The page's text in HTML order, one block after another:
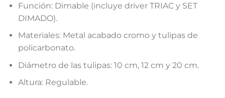
Función: Dimable (incluye driver TRIAC y SET
DIMADO).
Materiales: Metal acabado cromo y tulipas de
policarbonato.
Diámetro de las tulipas: 10 cm, 12 cm y 20 cm.
Altura: Regulable.